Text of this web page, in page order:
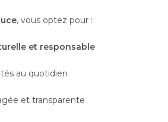
, vous optez pour :
et responsable
au quotidien
et transparente